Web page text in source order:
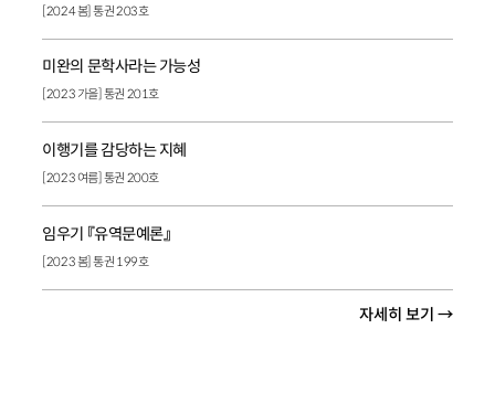
[2024 봄] 통권 203호
미완의 문학사라는 가능성
[2023 가을] 통권 201호
이행기를 감당하는 지혜
[2023 여름] 통권 200호
임우기 『유역문예론』
[2023 봄] 통권 199호
자세히 보기 →